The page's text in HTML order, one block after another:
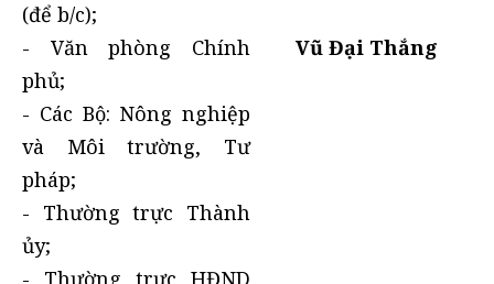
(để b/c);
- Văn phòng Chính
phủ;
- Các Bộ: Nông nghiệp
và Môi trường, Tư
pháp;
- Thường trực Thành
ủy;
- Thường trực HĐND
Vũ Đại Thắng